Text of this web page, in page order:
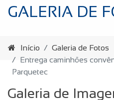
GALERIA DE
Início
Galeria de Fotos
Entrega caminhões
Parquetec
Galeria de